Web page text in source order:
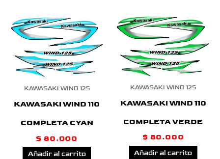
KAWASAKI WIND 125
KAWASAKI WIND 110
COMPLETA CYAN
$ 80.000
Añadir al carrito
KAWASAKI WIND 125
KAWASAKI WIND 110
COMPLETA VERDE
$ 80.000
Añadir al carrito